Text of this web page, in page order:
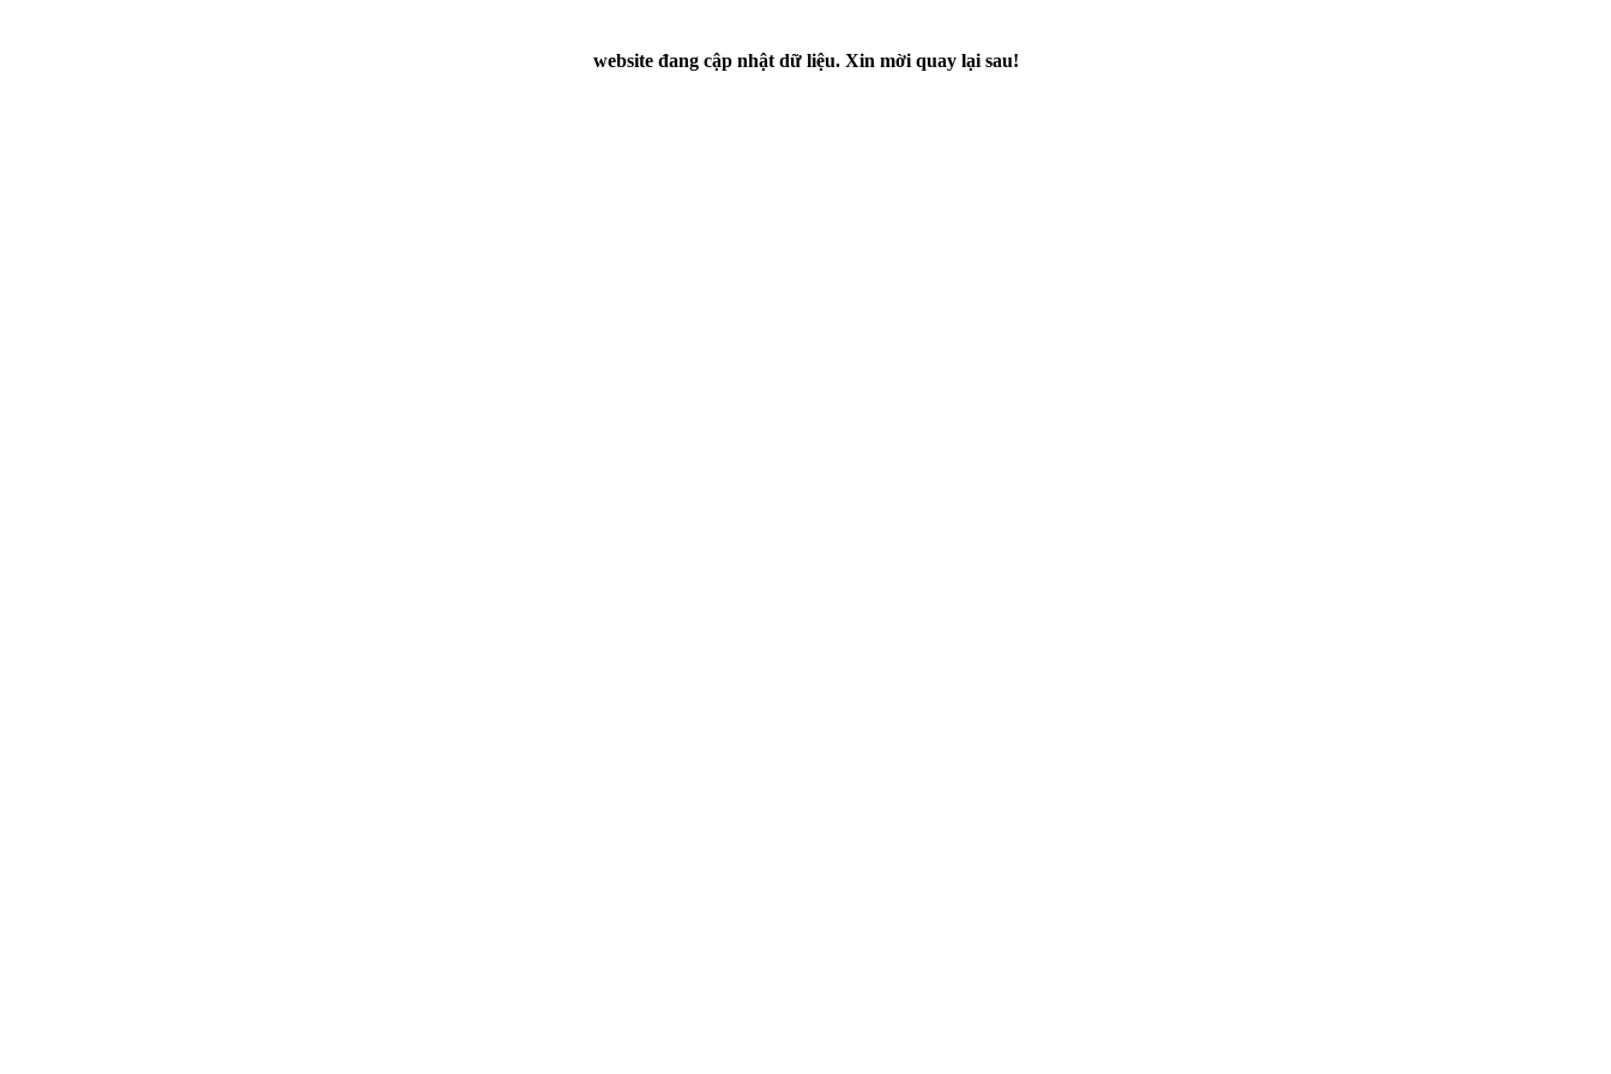
website đang cập nhật dữ liệu. Xin mời quay lại sau!